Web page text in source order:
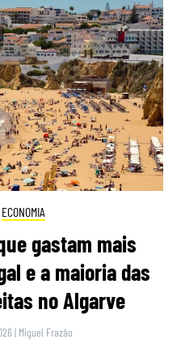
ECONOMIA
gastam mais
e a maioria das
no Algarve
| Miguel Frazão